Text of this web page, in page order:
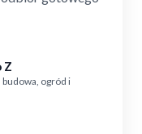
Z
ogród i